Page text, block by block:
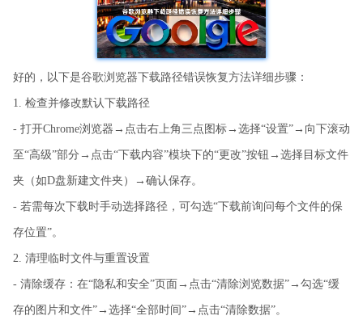
好的，以下是谷歌浏览器下载路径错误恢复方法详细步骤：
1. 检查并修改默认下载路径
- 打开Chrome浏览器→点击右上角三点图标→选择“设置”→向下滚动
至“高级”部分→点击“下载内容”模块下的“更改”按钮→选择目标文件
夹（如D盘新建文件夹）→确认保存。
- 若需每次下载时手动选择路径，可勾选“下载前询问每个文件的保
存位置”。
2. 清理临时文件与重置设置
- 清除缓存：在“隐私和安全”页面→点击“清除浏览数据”→勾选“缓
存的图片和文件”→选择“全部时间”→点击“清除数据”。